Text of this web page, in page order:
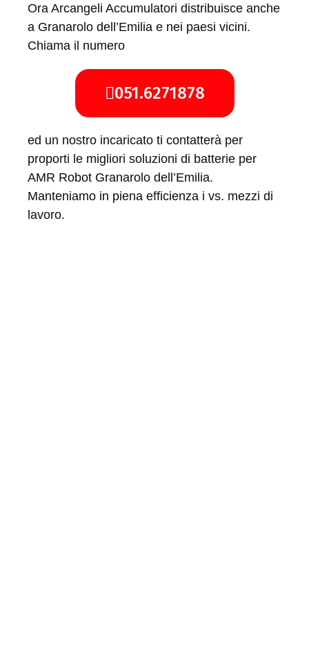
Ora Arcangeli Accumulatori distribuisce anche
a Granarolo dell’Emilia e nei paesi vicini.
Chiama il numero
051.6271878
ed un nostro incaricato ti contatterà per
proporti le migliori soluzioni di batterie per
AMR Robot Granarolo dell’Emilia.
Manteniamo in piena efficienza i vs. mezzi di
lavoro.